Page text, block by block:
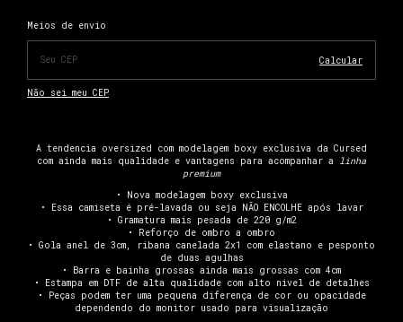
Entregas para o CEP:
Meios de envio
Calcular
Não sei meu CEP
A tendencia oversized com modelagem boxy exclusiva da Cursed
com ainda mais qualidade e vantagens para acompanhar a linha
premium
• Nova modelagem boxy exclusiva
• Essa camiseta é pré-lavada ou seja NÃO ENCOLHE após lavar
• Gramatura mais pesada de 220 g/m2
• Reforço de ombro a ombro
• Gola anel de 3cm, ribana canelada 2x1 com elastano e pesponto
de duas agulhas
• Barra e bainha grossas ainda mais grossas com 4cm
• Estampa em DTF de alta qualidade com alto nivel de detalhes
• Peças podem ter uma pequena diferença de cor ou opacidade
dependendo do monitor usado para visualização